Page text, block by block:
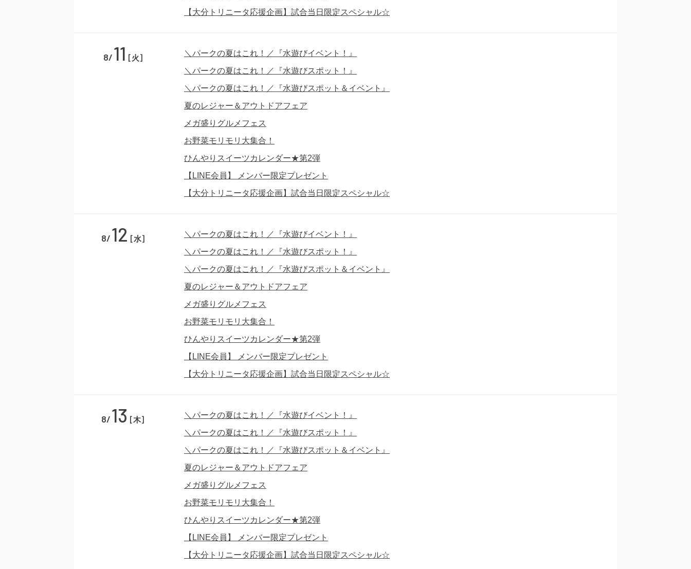
【大分トリニータ応援企画】試合当日限定スペシャル☆
8/11 [火]
＼パークの夏はこれ！／『水遊びイベント！』
＼パークの夏はこれ！／『水遊びスポット！』
＼パークの夏はこれ！／『水遊びスポット＆イベント』
夏のレジャー＆アウトドアフェア
メガ盛りグルメフェス
お野菜モリモリ大集合！
ひんやりスイーツカレンダー★第2弾
【LINE会員】 メンバー限定プレゼント
【大分トリニータ応援企画】試合当日限定スペシャル☆
8/12 [水]
＼パークの夏はこれ！／『水遊びイベント！』
＼パークの夏はこれ！／『水遊びスポット！』
＼パークの夏はこれ！／『水遊びスポット＆イベント』
夏のレジャー＆アウトドアフェア
メガ盛りグルメフェス
お野菜モリモリ大集合！
ひんやりスイーツカレンダー★第2弾
【LINE会員】 メンバー限定プレゼント
【大分トリニータ応援企画】試合当日限定スペシャル☆
8/13 [木]
＼パークの夏はこれ！／『水遊びイベント！』
＼パークの夏はこれ！／『水遊びスポット！』
＼パークの夏はこれ！／『水遊びスポット＆イベント』
夏のレジャー＆アウトドアフェア
メガ盛りグルメフェス
お野菜モリモリ大集合！
ひんやりスイーツカレンダー★第2弾
【LINE会員】 メンバー限定プレゼント
【大分トリニータ応援企画】試合当日限定スペシャル☆